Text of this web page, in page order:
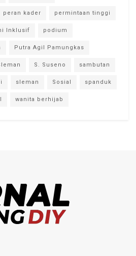
peran kader permintaan tinggi
Inklusif podium
Putra Agil Pamungkas
S. Suseno sambutan
sleman Sosial spanduk
wanita berhijab